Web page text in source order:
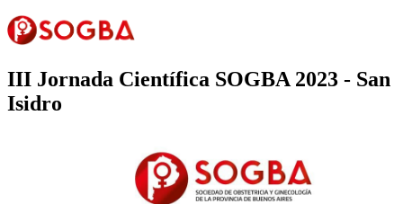
III Jornada Científica SOGBA 2023 - San
Isidro